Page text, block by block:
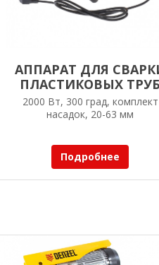
АППАРАТ ДЛЯ
ПЛАСТИКОВЫХ ТРУБ
DENZEL DWP-2000 Х-
2000 Вт, 300 град, комплект
насадок, 20-63 мм
Подробнее